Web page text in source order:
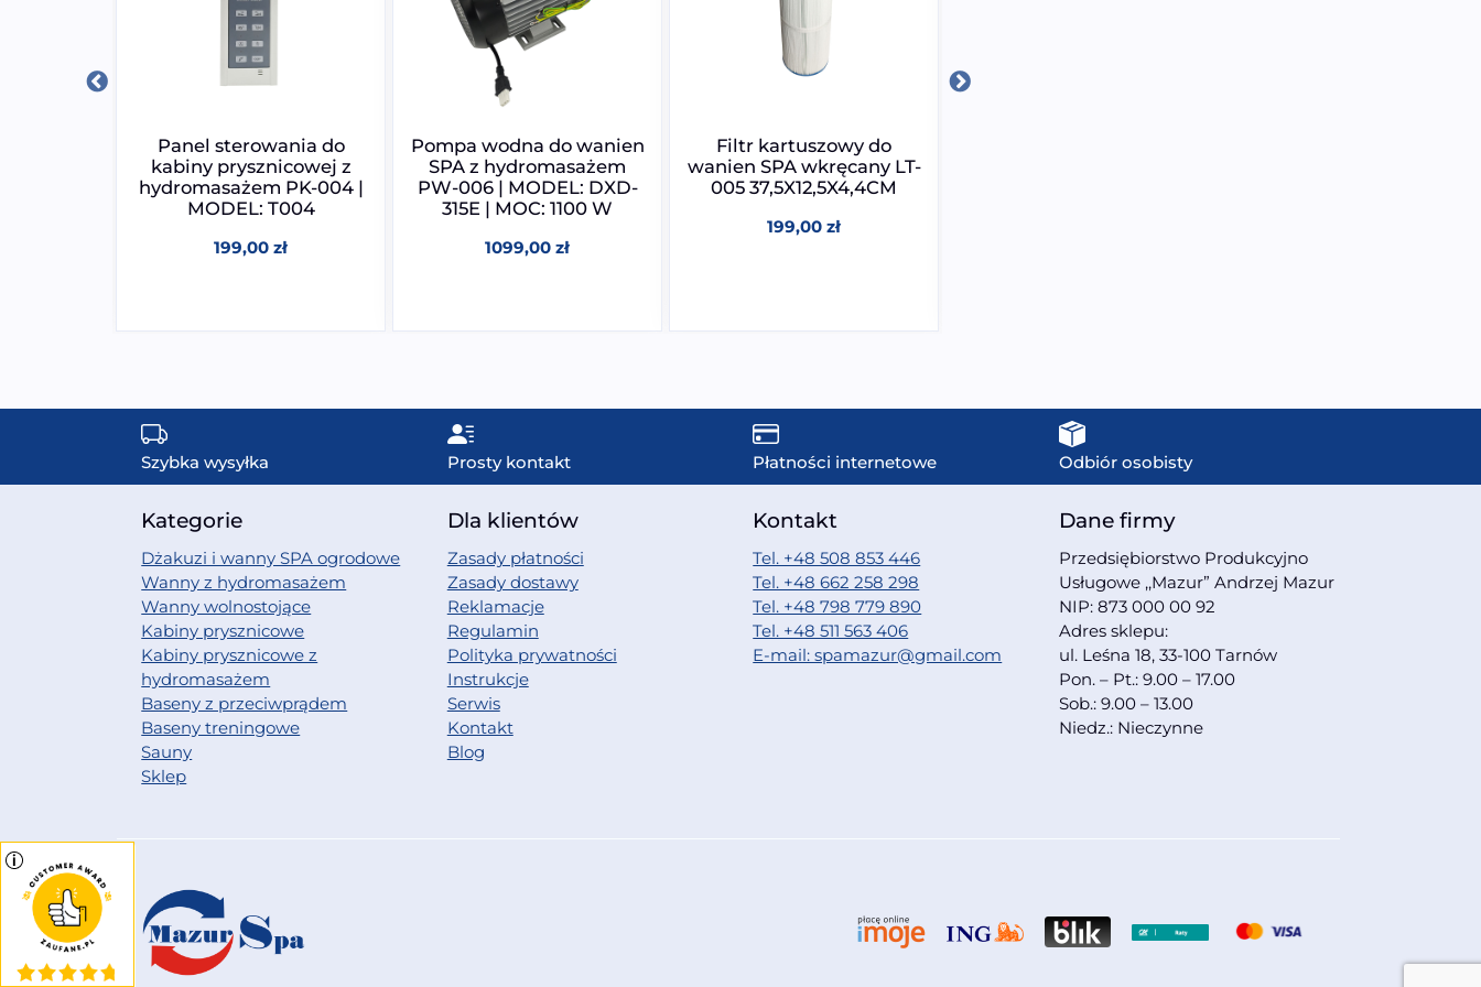
Panel sterowania do
kabiny prysznicowej z
hydromasażem PK-004 |
MODEL: T004
199,00 zł
Pompa wodna do wanien
SPA z hydromasażem
PW-006 | MODEL: DXD-
315E | MOC: 1100 W
1099,00 zł
Filtr kartuszowy do
wanien SPA wkręcany LT-
005 37,5X12,5X4,4CM
199,00 zł
Szybka wysyłka Prosty kontakt Płatności internetowe Odbiór osobisty
Kategorie
Dżakuzi i wanny SPA ogrodowe
Wanny z hydromasażem
Wanny wolnostojące
Kabiny prysznicowe
Kabiny prysznicowe z
hydromasażem
Baseny z przeciwprądem
Baseny treningowe
Sauny
Sklep
Dla klientów
Zasady płatności
Zasady dostawy
Reklamacje
Regulamin
Polityka prywatności
Instrukcje
Serwis
Kontakt
Blog
Kontakt
Tel. +48 508 853 446
Tel. +48 662 258 298
Tel. +48 798 779 890
Tel. +48 511 563 406
E-mail: spamazur@gmail.com
Dane firmy
Przedsiębiorstwo Produkcyjno
Usługowe ,,Mazur” Andrzej Mazur
NIP: 873 000 00 92
Adres sklepu:
ul. Leśna 18, 33-100 Tarnów
Pon. – Pt.: 9.00 – 17.00
Sob.: 9.00 – 13.00
Niedz.: Nieczynne